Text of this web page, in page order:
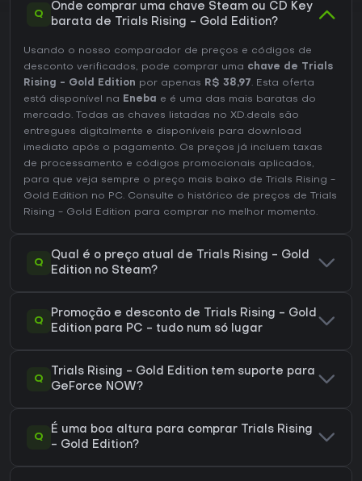
Q
Onde comprar uma chave Steam ou CD Key
barata de Trials Rising - Gold Edition?
Usando o nosso comparador de preços e códigos de
desconto verificados, pode comprar uma chave de Trials
Rising - Gold Edition por apenas R$ 38,97. Esta oferta
está disponível na Eneba e é uma das mais baratas do
mercado. Todas as chaves listadas no XD.deals são
entregues digitalmente e disponíveis para download
imediato após o pagamento. Os preços já incluem taxas
de processamento e códigos promocionais aplicados,
para que veja sempre o preço mais baixo de Trials Rising -
Gold Edition no PC. Consulte o histórico de preços de Trials
Rising - Gold Edition para comprar no melhor momento.
Q
Qual é o preço atual de Trials Rising - Gold
Edition no Steam?
Q
Promoção e desconto de Trials Rising - Gold
Edition para PC - tudo num só lugar
Q
Trials Rising - Gold Edition tem suporte para
GeForce NOW?
Q
É uma boa altura para comprar Trials Rising
- Gold Edition?